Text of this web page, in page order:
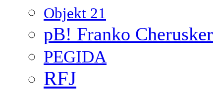
Objekt 21
pB! Franko Cherusker
PEGIDA
RFJ